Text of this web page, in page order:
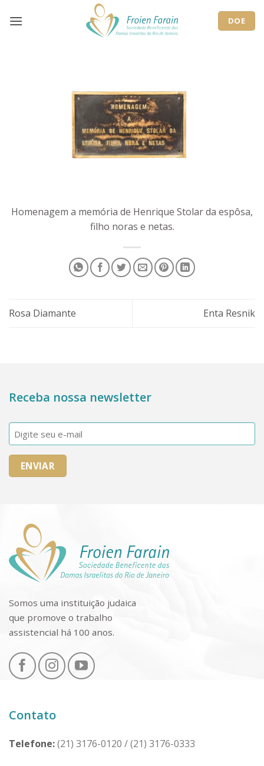
DOE
Homenagem a memória de Henrique Stolar da espôsa,
filho noras e netas.
Rosa Diamante Enta Resnik
Receba nossa newsletter
E-
mail
(obrigatório)
Somos uma instituição judaica
que promove o trabalho
assistencial há 100 anos.
Contato
Telefone:(21) 3176-0120 /(21) 3176-0333